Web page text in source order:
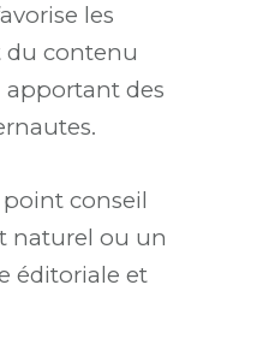
les
du contenu
des
conseil
naturel ou un
éditoriale et